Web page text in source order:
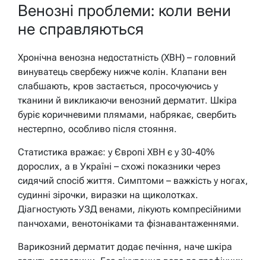
Венозні проблеми: коли вени
не справляються
Хронічна венозна недостатність (ХВН) – головний
винуватець свербежу нижче колін. Клапани вен
слабшають, кров застається, просочуючись у
тканини й викликаючи венозний дерматит. Шкіра
буріє коричневими плямами, набрякає, свербить
нестерпно, особливо після стояння.
Статистика вражає: у Європі ХВН є у 30-40%
дорослих, а в Україні – схожі показники через
сидячий спосіб життя. Симптоми – важкість у ногах,
судинні зірочки, виразки на щиколотках.
Діагностують УЗД венами, лікують компресійними
панчохами, венотоніками та фізнавантаженнями.
Варикозний дерматит додає печіння, наче шкіра